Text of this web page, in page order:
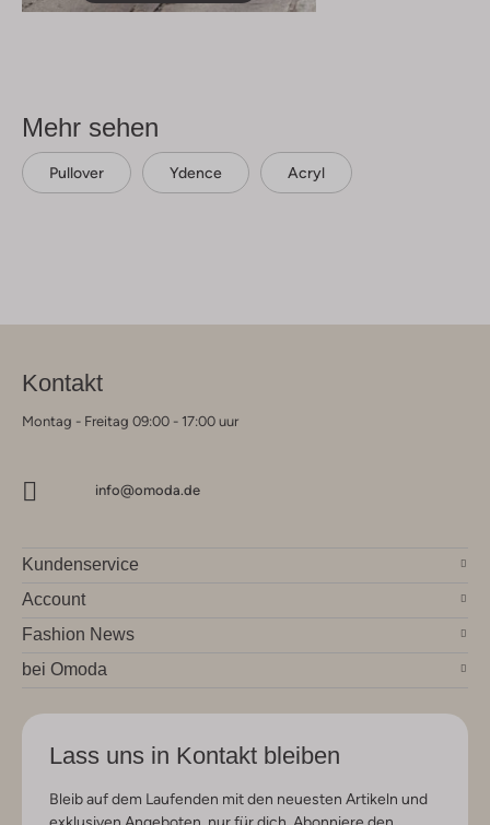
Mehr sehen
Pullover Ydence Acryl
Kontakt
Montag - Freitag 09:00 - 17:00 uur
info@omoda.de
Kundenservice
Account
Fashion News
bei Omoda
Lass uns in Kontakt bleiben
Bleib auf dem Laufenden mit den neuesten Artikeln und
exklusiven Angeboten, nur für dich. Abonniere den